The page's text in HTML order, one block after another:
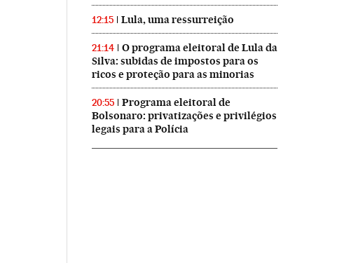
12:15 Lula, uma ressurreição
21:14
O programa eleitoral de Lula da
Silva: subidas de impostos para os
ricos e proteção para as minorias
20:55
Programa eleitoral de
Bolsonaro: privatizações e privilégios
legais para a Polícia